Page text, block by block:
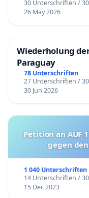
30 Unterschriften /
26 May 2026
Wiederholung
Paraguay
78 Unterschriften
27 Unterschriften /
30 Jun 2026
Petition an AUF
gegen
1 040 Unterschriften
14 Unterschriften /
15 Dec 2023